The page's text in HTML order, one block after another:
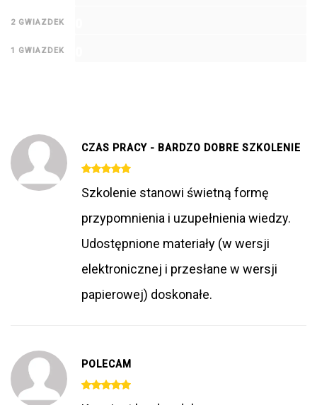
2 GWIAZDEK
1 GWIAZDEK
CZAS PRACY - BARDZO DOBRE SZKOLENIE
Szkolenie stanowi świetną formę
przypomnienia i uzupełnienia wiedzy.
Udostępnione materiały (w wersji
elektronicznej i przesłane w wersji
papierowej) doskonałe.
POLECAM